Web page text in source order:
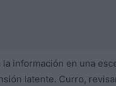
la información en una
latente. Curro,